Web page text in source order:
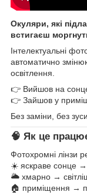
Окуляри, які
встигаєш
Інтелектуальні
автоматично
освітлення.
👉 Вийшов на
👉 Зайшов у
Без заміни, без
🧠 Як це
Фотохромні лінзи
☀️ яскраве сонце
🌥 хмарно →
🏠 приміщення →